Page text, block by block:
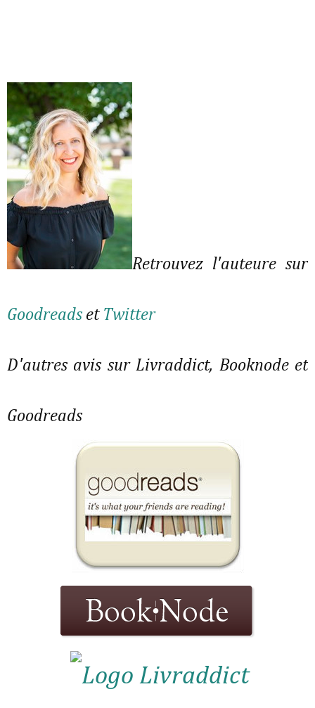
Retrouvez l'auteure sur
Goodreads et Twitter
D'autres avis sur Livraddict, Booknode et
Goodreads